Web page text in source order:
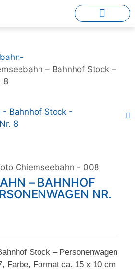
– Bahnhof Stock –
8
Chiemseebahn - 008
– BAHNHOF
NR.
Stock – Personenwagen
Farbe, Format ca. 15 x 10 cm